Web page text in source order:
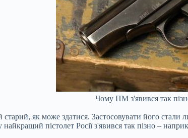
Чому ПМ з'явився так
старий, як може здатися. Застосовувати його
пістолет Росії з'явився так пізно –